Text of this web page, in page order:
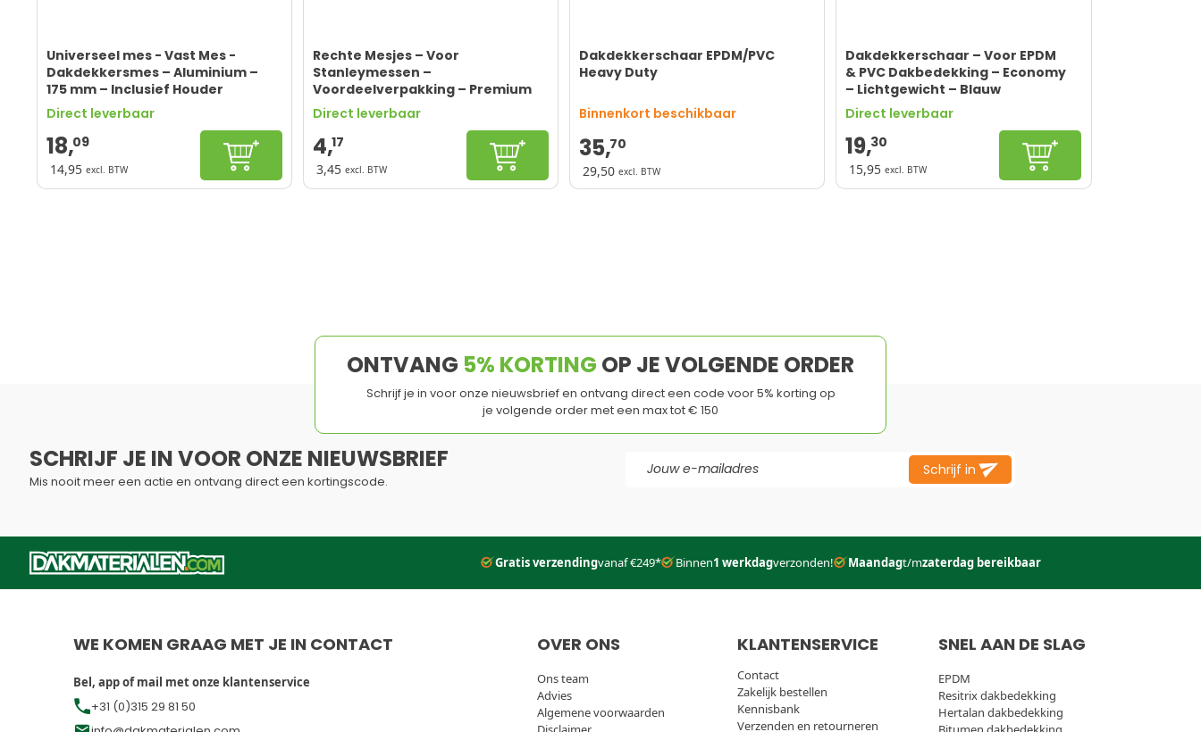
Universeel mes - Vast Mes -
Dakdekkersmes – Aluminium –
175 mm – Inclusief Houder
Direct leverbaar
18,09
14,95 excl. BTW
In winkelwagen
Rechte Mesjes – Voor
Stanleymessen –
Voordeelverpakking – Premium
Kwaliteit – Reservebladen – 10
stuks
Direct leverbaar
4,17
3,45 excl. BTW
In winkelwagen
Dakdekkerschaar EPDM/PVC
Heavy Duty
Binnenkort beschikbaar
35,70
29,50 excl. BTW
Dakdekkerschaar – Voor EPDM
& PVC Dakbedekking – Economy
– Lichtgewicht – Blauw
Direct leverbaar
19,30
15,95 excl. BTW
In winkelwagen
ONTVANG 5% KORTING OP JE VOLGENDE ORDER
Schrijf je in voor onze nieuwsbrief en ontvang direct een code voor 5% korting op
je volgende order met een max tot € 150
SCHRIJF JE IN VOOR ONZE NIEUWSBRIEF
Mis nooit meer een actie en ontvang direct een kortingscode.
Schrijf in
Gratis verzendingvanaf €249* Binnen1 werkdagverzonden! Maandagt/mzaterdag bereikbaar
WE KOMEN GRAAG MET JE IN CONTACT
Bel, app of mail met onze klantenservice
+31 (0)315 29 81 50
OVER ONS
Ons team
Advies
Algemene voorwaarden
KLANTENSERVICE
Contact
Zakelijk bestellen
Kennisbank
Verzenden en retourneren
SNEL AAN DE SLAG
EPDM
Resitrix dakbedekking
Hertalan dakbedekking